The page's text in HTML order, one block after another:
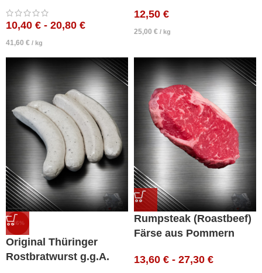
10,40 € - 20,80 €
41,60 € / kg
12,50 €
25,00 € / kg
-36%
Original Thüringer
Rostbratwurst g.g.A.
Rumpsteak (Roastbeef)
Färse aus Pommern
13,60 € - 27,30 €